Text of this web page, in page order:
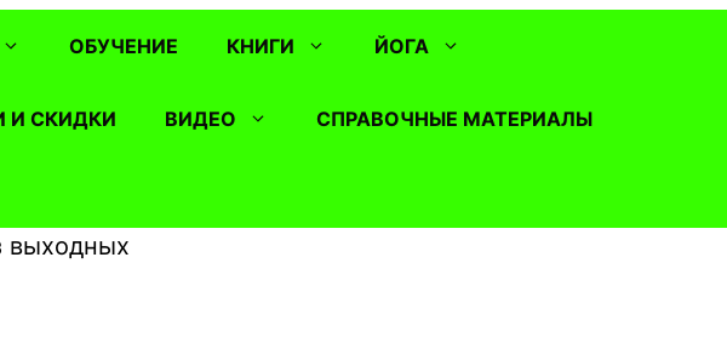
ОБУЧЕНИЕ КНИГИ ЙОГА
И СКИДКИ ВИДЕО СПРАВОЧНЫЕ МАТЕРИАЛЫ
выходных